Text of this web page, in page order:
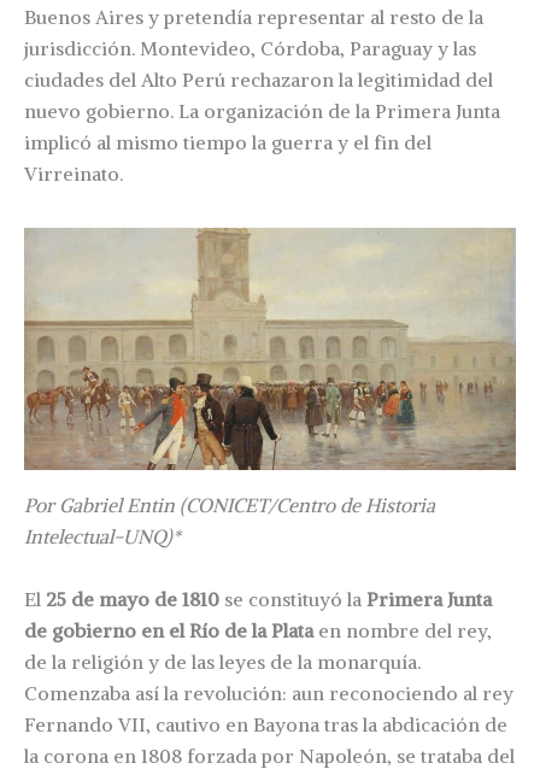
Buenos Aires y pretendía representar al resto de la
jurisdicción. Montevideo, Córdoba, Paraguay y las
ciudades del Alto Perú rechazaron la legitimidad del
nuevo gobierno. La organización de la Primera Junta
implicó al mismo tiempo la guerra y el fin del
Virreinato.
Por Gabriel Entin (CONICET/Centro de Historia
Intelectual-UNQ)*
El 25 de mayo de 1810 se constituyó la Primera Junta
de gobierno en el Río de la Plataen nombre del rey,
de la religión y de las leyes de la monarquía.
Comenzaba así la revolución: aun reconociendo al rey
Fernando VII, cautivo en Bayona tras la abdicación de
la corona en 1808 forzada por Napoleón, se trataba del